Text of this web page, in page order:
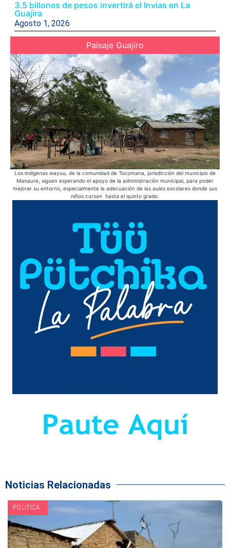
3.5 billones de pesos invertirá el Invias en La
Guajira
Agosto 1, 2026
Paisaje Guajiro
Los indígenas wayuu, de la comunidad de Tocomana, jurisdicción del municipio de
Manaure, siguen esperando el apoyo de la administración municipal, para poder
mejorar su entorno, especialmente la adecuación de las aulas escolares donde sus
niños cursan hasta el quinto grado.
Noticias Relacionadas
POLITICA